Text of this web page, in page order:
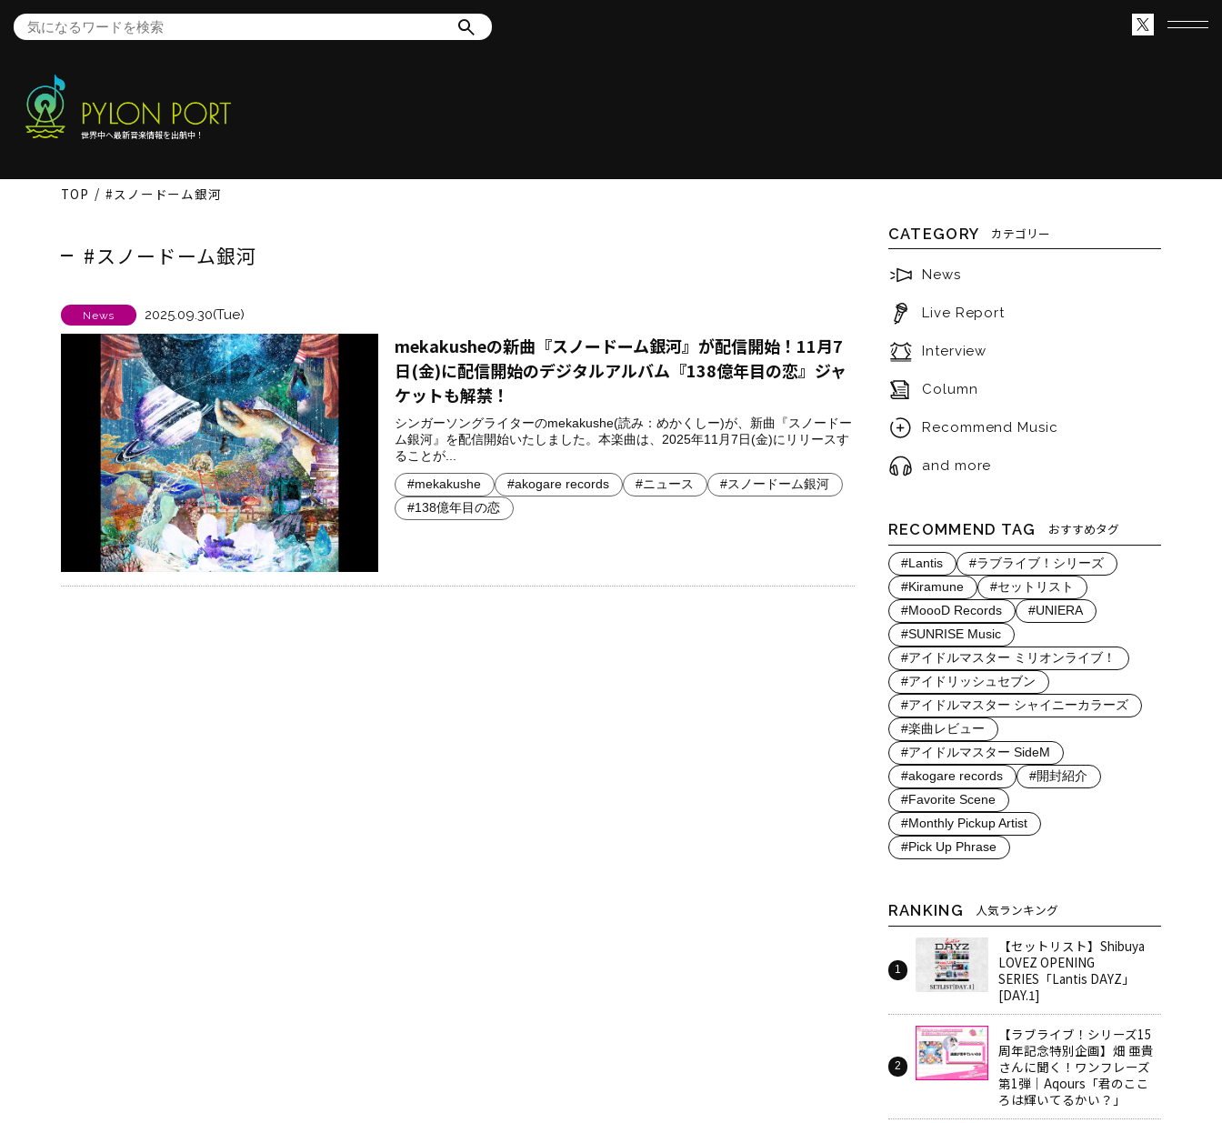
世界中へ最新音楽情報を出航中！
TOP #スノードーム銀河
#スノードーム銀河
News 2025.09.30(Tue)
mekakusheの新曲『スノードーム銀河』が配信開始！11月7
日(金)に配信開始のデジタルアルバム『138億年目の恋』ジャ
ケットも解禁！
シンガーソングライターのmekakushe(読み：めかくしー)が、新曲『スノードー
ム銀河』を配信開始いたしました。本楽曲は、2025年11月7日(金)にリリースす
ることが...
#mekakushe #akogare records #ニュース
#スノードーム銀河
#138億年目の恋
CATEGORY カテゴリー
News
Live Report
Interview
Column
Recommend Music
and more
RECOMMEND TAG おすすめタグ
#Lantis
#ラブライブ！シリーズ
#Kiramune
#セットリスト
#MoooD Records
#UNIERA
#SUNRISE Music
#アイドルマスター ミリオンライブ！
#アイドリッシュセブン
#アイドルマスター シャイニーカラーズ
#楽曲レビュー
#アイドルマスター SideM
#akogare records
#開封紹介
#Favorite Scene
#Monthly Pickup Artist
#Pick Up Phrase
RANKING 人気ランキング
【セットリスト】Shibuya
LOVEZ OPENING
SERIES「Lantis DAYZ」
[DAY.1]
【ラブライブ！シリーズ15
周年記念特別企画】畑 亜貴
さんに聞く！ワンフレーズ
第1弾｜Aqours「君のここ
ろは輝いてるかい？」